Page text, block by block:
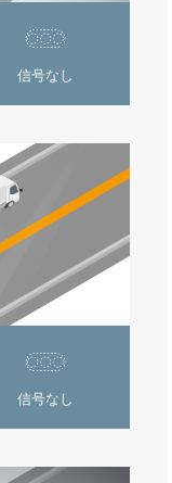
信号なし
信号なし